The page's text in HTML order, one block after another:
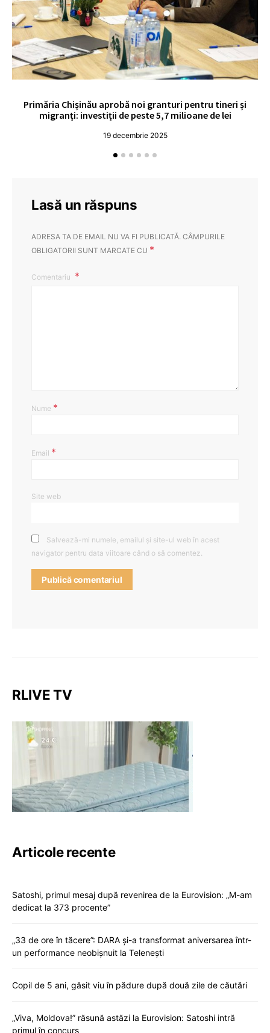
Primăria Chișinău aprobă noi granturi pentru tineri și
migranți: investiții de peste 5,7 milioane de lei
19 decembrie 2025
Lasă un răspuns
ADRESA TA DE EMAIL NU VA FI PUBLICATĂ. CÂMPURILE
OBLIGATORII SUNT MARCATE CU *
Comentariu
Nume *
Email *
Site web
Salvează-mi numele, emailul și site-ul web în acest
navigator pentru data viitoare când o să comentez.
RLIVE TV
Articole recente
Satoshi, primul mesaj după revenirea de la Eurovision: „M-am
dedicat la 373 procente”
„33 de ore în tăcere”: DARA și-a transformat aniversarea într-
un performance neobișnuit la Telenești
Copil de 5 ani, găsit viu în pădure după două zile de căutări
„Viva, Moldova!” răsună astăzi la Eurovision: Satoshi intră
primul în concurs